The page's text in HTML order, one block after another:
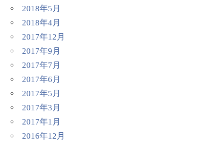
2018年5月
2018年4月
2017年12月
2017年9月
2017年7月
2017年6月
2017年5月
2017年3月
2017年1月
2016年12月